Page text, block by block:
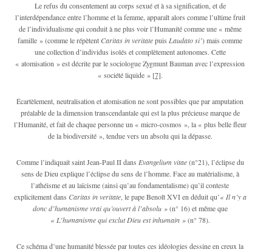
Le refus du consentement au corps sexué et à sa signification, et de
l’interdépendance entre l’homme et la femme, apparaît alors comme l’ultime fruit
de l’individualisme qui conduit à ne plus voir l’Humanité comme une « même
famille » (comme le répètent Caritas in veritatepuis Laudato si’) mais comme
une collection d’individus isolés et complètement autonomes. Cette
« atomisation » est décrite par le sociologue Zygmunt Bauman avec l’expression
« société liquide » [7].
Écartèlement, neutralisation et atomisation ne sont possibles que par amputation
préalable de la dimension transcendantale qui est la plus précieuse marque de
l’Humanité, et fait de chaque personne un « micro-cosmos », la « plus belle fleur
de la biodiversité », tendue vers un absolu qui la dépasse.
Comme l’indiquait saint Jean-Paul II dans Evangelium vitae(n°21), l’éclipse du
sens de Dieu explique l’éclipse du sens de l’homme. Face au matérialisme, à
l’athéisme et au laïcisme (ainsi qu’au fondamentalisme) qu’il conteste
explicitement dans Caritas in veritate, le pape Benoît XVI en déduit qu’« Il n’y a
donc d’humanisme vrai qu’ouvert à l’absolu »(n° 16) et même que
« L’humanisme qui exclut Dieu est inhumain »(n° 78).
Ce schéma d’une humanité blessée par toutes ces idéologies dessine en creux la